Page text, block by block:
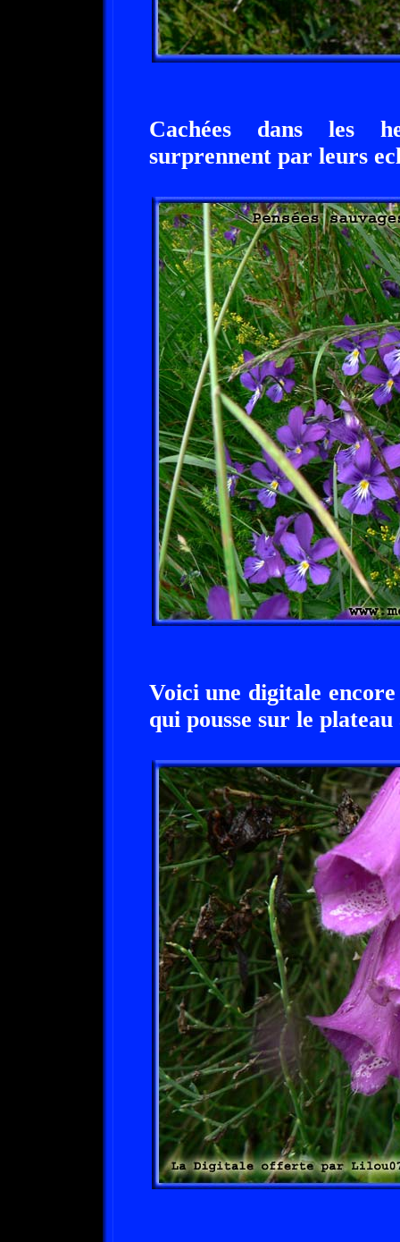
Cachées dans les
surprennent par leurs
Voici une digitale
qui pousse sur le